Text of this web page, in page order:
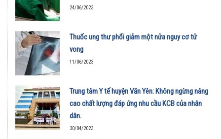
24/06/2023
Thuốc ung thư phổi giảm một nửa nguy cơ tử
vong
11/06/2023
Trung tâm Y tế huyện Văn Yên: Không ngừng nâng
cao chất lượng đáp ứng nhu cầu KCB của nhân
dân.
30/04/2023